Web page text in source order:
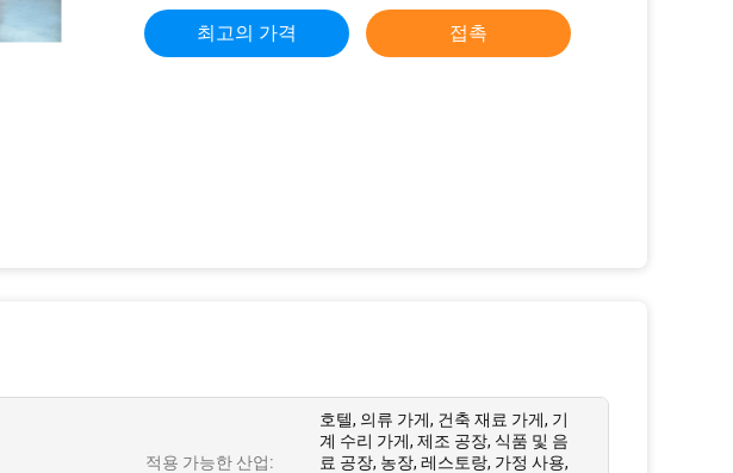
최고의 가격 접촉
적용 가능한 산업:
호텔, 의류 가게, 건축 재료 가게, 기
계 수리 가게, 제조 공장, 식품 및 음
료 공장, 농장, 레스토랑, 가정 사용,